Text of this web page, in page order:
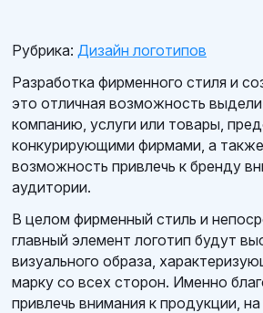
Рубрика: Дизайн логотипов
Разработка фирменного стиля и
это отличная возможность
компанию, услуги или товары,
конкурирующими фирмами, а
возможность привлечь к бренду
аудитории.
В целом фирменный стиль и
главный элемент логотип будут
визуального образа,
марку со всех сторон. Именно
привлечь внимания к продукции,